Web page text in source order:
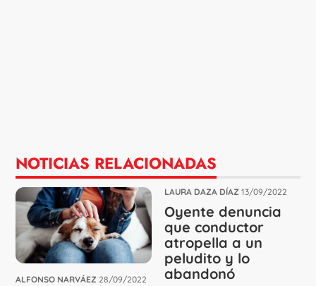
NOTICIAS RELACIONADAS
ALFONSO NARVÁEZ 28/09/2022
LAURA DAZA DÍAZ 13/09/2022
Oyente denuncia
que conductor
atropella a un
peludito y lo
abandonó